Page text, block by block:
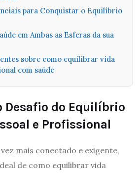
para Conquistar o Equilíbrio
em Ambas as Esferas da sua
sobre como equilibrar vida
com saúde
Desafio do Equilíbrio
e Profissional
mais conectado e exigente,
de como equilibrar vida